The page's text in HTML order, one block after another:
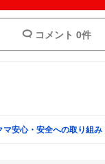
コメント 0件
マ安心・安全への取り組み